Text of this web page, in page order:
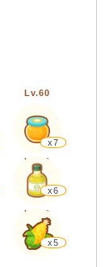
Lv.60
x7
Lv.60
x6
Lv.60
x5